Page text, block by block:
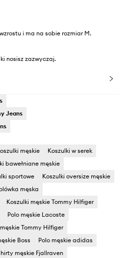
i ma na sobie rozmiar M.
nosisz zazwyczaj.
Jeans
męskie
Koszulki w serek
bawełniane męskie
sportowe
Koszulki oversize męskie
męska
Koszulki męskie Tommy Hilfiger
Polo męskie Lacoste
Tommy Hilfiger
Boss
Polo męskie adidas
męskie Fjallraven